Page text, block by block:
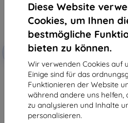
Diese Website
Cookies, um Ihnen
bestmögliche
bieten zu können.
Wir verwenden Cookies auf
Einige sind für das
Funktionieren der Website
während andere uns helfen,
zu analysieren und Inhalte
personalisieren.
Rabatt
mit
Gutschein
EXTRA10
Samsung transparente
Schutzhülle Clear Cover für
Galaxy Z Fold 8 EF-QF971CTE
(57983131084)
34,90 €
31,42 €